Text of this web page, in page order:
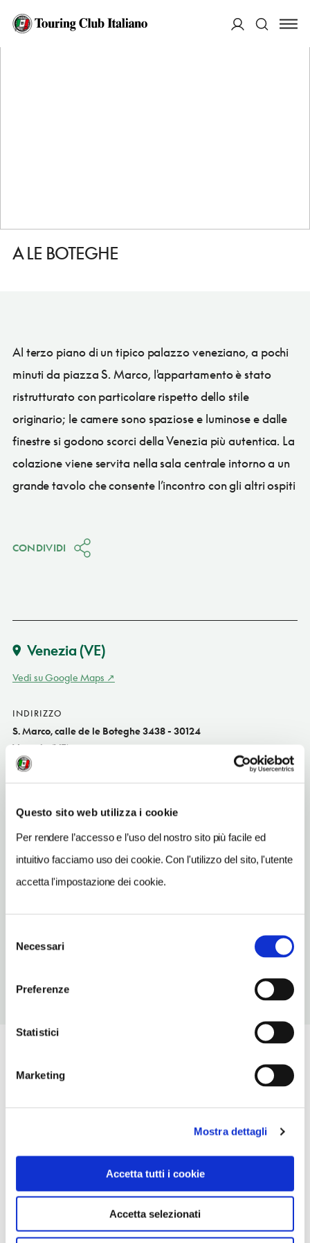
Questo sito web utilizza i cookie
Per rendere l’accesso e l’uso del nostro sito più facile ed
intuitivo facciamo uso dei cookie. Con l'utilizzo del sito, l'utente
accetta l'impostazione dei cookie.
delNecessari
Preferenze
Statistici
Marketing
Mostra dettagli
Accetta tutti i cookie
Accetta selezionati
HOME
A LE BOTEGHE
Al terzo piano di un tipico palazzo veneziano, a pochi
minuti da piazza S. Marco, l'appartamento è stato
ristrutturato con particolare rispetto dello stile
originario; le camere sono spaziose e luminose e dalle
finestre si godono scorci della Venezia più autentica. La
colazione viene servita nella sala centrale intorno a un
grande tavolo che consente l’incontro con gli altri ospiti
CONDIVIDI
Venezia (VE)
Vedi su Google Maps
INDIRIZZO
S. Marco, calle de le Boteghe 3438 - 30124
Venezia (VE)
Veneto IT
www.aleboteghe.it
INDIRIZZO EMAIL
info@aleboteghe.it
TELEFONO
3